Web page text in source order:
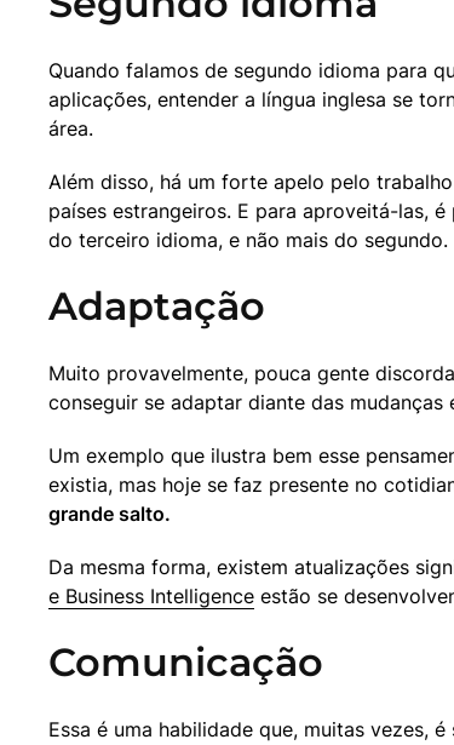
Quando falamos de segundo idioma para
aplicações, entender a língua inglesa se
área.
Além disso, há um forte apelo pelo
países estrangeiros. E para aproveitá-las,
do terceiro idioma, e não mais do segundo.
Adaptação
Muito provavelmente, pouca gente
conseguir se adaptar diante das
Um exemplo que ilustra bem esse
existia, mas hoje se faz presente no
grande salto.
Da mesma forma, existem atualizações
e Business Intelligence estão se
Comunicação
Essa é uma habilidade que, muitas vezes,